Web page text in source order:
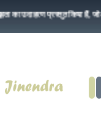
का उदाहरण प्रस्तुत किया हैं, जो